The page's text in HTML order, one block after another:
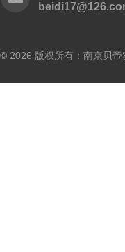
© 2026 版权所有：南京贝